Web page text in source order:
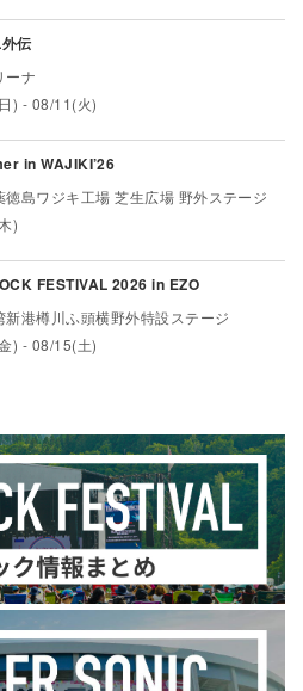
伝
ーナ
) - 08/11(火)
in WAJIKI’26
徳島ワジキ工場 芝生広場 野外ステージ
)
FESTIVAL 2026 in EZO
新港樽川ふ頭横野外特設ステージ
) - 08/15(土)